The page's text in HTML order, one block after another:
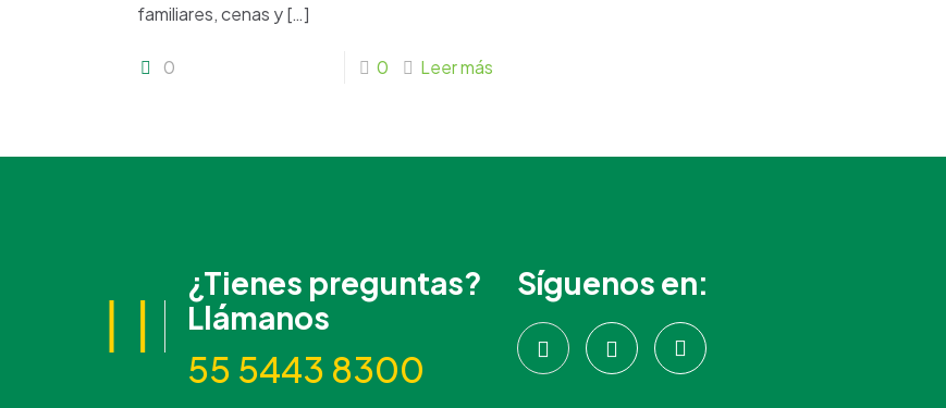
familiares, cenas y[…]
0 0 Leer más
¿Tienes preguntas?
Llámanos
55 5443 8300
Síguenos en: